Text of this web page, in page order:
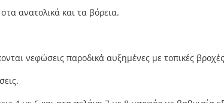
ανατολικά και τα βόρεια.
νεφώσεις παροδικά αυξημένες με τοπικές